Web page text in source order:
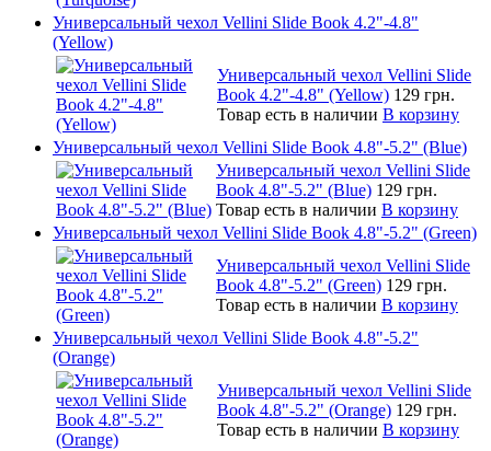
Универсальный чехол Vellini Slide Book 4.2"-4.8"
(Yellow)
Универсальный чехол Vellini Slide
Book 4.2"-4.8" (Yellow) 129 грн.
Товар есть в наличии В корзину
Универсальный чехол Vellini Slide Book 4.8"-5.2" (Blue)
Универсальный чехол Vellini Slide
Book 4.8"-5.2" (Blue) 129 грн.
Товар есть в наличии В корзину
Универсальный чехол Vellini Slide Book 4.8"-5.2" (Green)
Универсальный чехол Vellini Slide
Book 4.8"-5.2" (Green) 129 грн.
Товар есть в наличии В корзину
Универсальный чехол Vellini Slide Book 4.8"-5.2"
(Orange)
Универсальный чехол Vellini Slide
Book 4.8"-5.2" (Orange) 129 грн.
Товар есть в наличии В корзину